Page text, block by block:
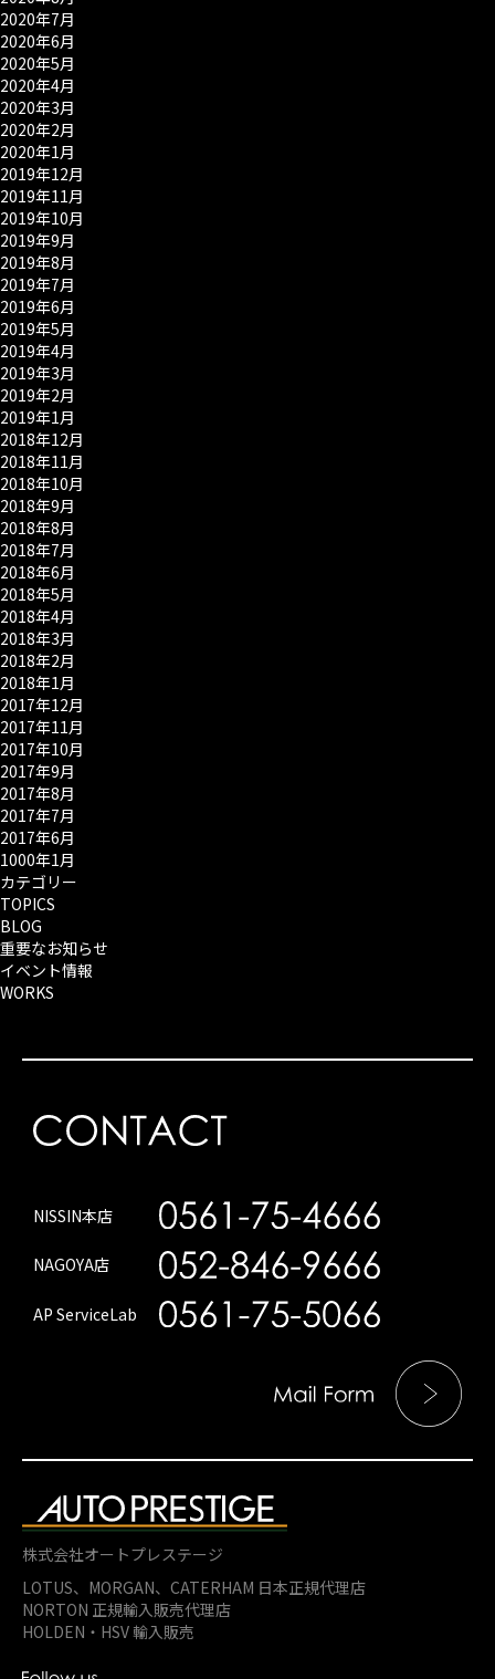
2020年7月
2020年6月
2020年5月
2020年4月
2020年3月
2020年2月
2020年1月
2019年12月
2019年11月
2019年10月
2019年9月
2019年8月
2019年7月
2019年6月
2019年5月
2019年4月
2019年3月
2019年2月
2019年1月
2018年12月
2018年11月
2018年10月
2018年9月
2018年8月
2018年7月
2018年6月
2018年5月
2018年4月
2018年3月
2018年2月
2018年1月
2017年12月
2017年11月
2017年10月
2017年9月
2017年8月
2017年7月
2017年6月
1000年1月
カテゴリー
TOPICS
BLOG
重要なお知らせ
イベント情報
WORKS
NISSIN本店
NAGOYA店
AP ServiceLab
株式会社オートプレステージ
LOTUS、MORGAN、 CATERHAM 日本正規代理店
NORTON 正規輸入販売代理店
HOLDEN・HSV 輸入販売